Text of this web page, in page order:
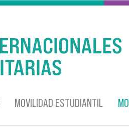
MOVILIDAD ESTUDIANTIL